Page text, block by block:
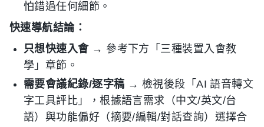
怕錯過任何細節。
快速導航結論：
只想快速入會→ 參考下方「三種裝置入會教
學」章節。
需要會議紀錄/逐字稿 → 檢視後段「AI 語音轉文
字工具評比」，根據語言需求（中文/英文/台
語）與功能偏好（摘要/編輯/對話查詢）選擇合